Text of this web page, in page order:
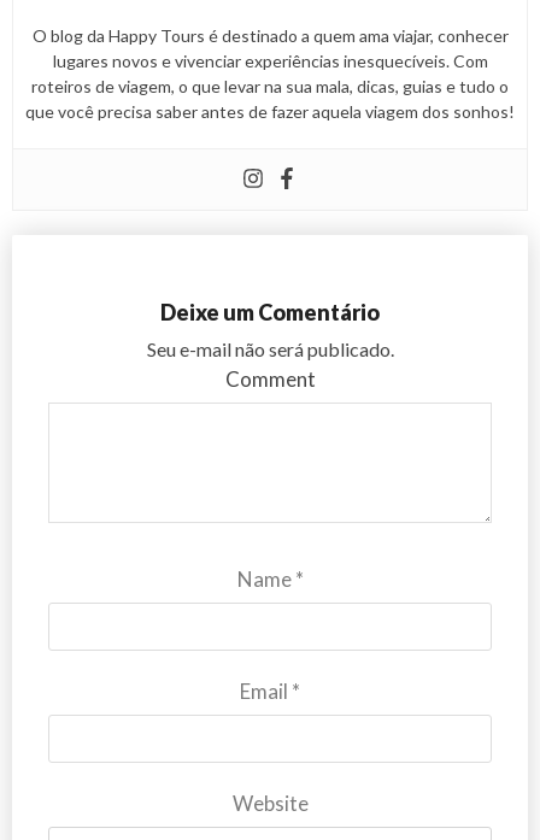
O blog da Happy Tours é destinado a quem ama viajar, conhecer
lugares novos e vivenciar experiências inesquecíveis. Com
roteiros de viagem, o que levar na sua mala, dicas, guias e tudo o
que você precisa saber antes de fazer aquela viagem dos sonhos!
Deixe um Comentário
Seu e-mail não será publicado.
Comment
Name*
Email *
Website